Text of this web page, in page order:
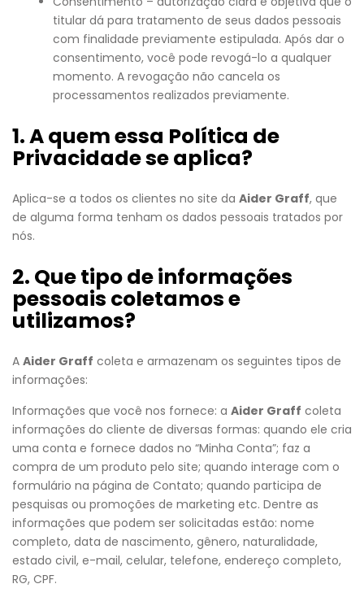
titular dá para tratamento de seus dados pessoais
com finalidade previamente estipulada. Após dar o
consentimento, você pode revogá-lo a qualquer
momento. A revogação não cancela os
processamentos realizados previamente.
1. A quem essa Política de
Privacidade se aplica?
Aplica-se a todos os clientes no site da Aider Graff, que
de alguma forma tenham os dados pessoais tratados por
nós.
2. Que tipo de informações
pessoais coletamos e
utilizamos?
A Aider Graff coleta e armazenam os seguintes tipos de
informações:
Informações que você nos fornece: a Aider Graff coleta
informações do cliente de diversas formas: quando ele cria
uma conta e fornece dados no “Minha Conta”; faz a
compra de um produto pelo site; quando interage com o
formulário na página de Contato; quando participa de
pesquisas ou promoções de marketing etc. Dentre as
informações que podem ser solicitadas estão: nome
completo, data de nascimento, gênero, naturalidade,
estado civil, e-mail, celular, telefone, endereço completo,
RG, CPF.